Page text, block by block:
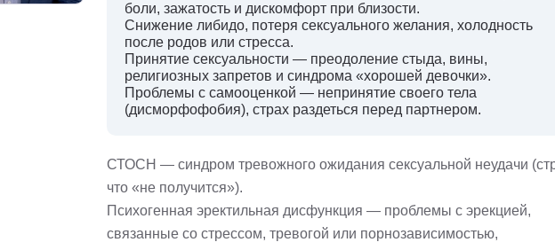
боли, зажатость и дискомфорт при близости.
Снижение либидо, потеря сексуального желания, холодность
после родов или стресса.
Принятие сексуальности — преодоление стыда, вины,
религиозных запретов и синдрома «хорошей девочки».
Проблемы с самооценкой — непринятие своего тела
(дисморфофобия), страх раздеться перед партнером.
СТОСН — синдром тревожного ожидания сексуальной неудачи
что «не получится»).
Психогенная эректильная дисфункция — проблемы с эрекцией,
связанные со стрессом, тревогой или порнозависимостью,